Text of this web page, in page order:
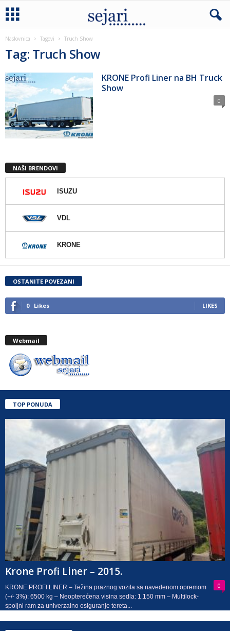
Naslovnica Tagovi Truch Show
Tag: Truch Show
KRONE Profi Liner na BH Truck
Show
0
NAŠI BRENDOVI
ISUZU
VDL
KRONE
OSTANITE POVEZANI
0 Likes LIKES
Webmail
TOP PONUDA
Krone Profi Liner – 2015.
0
KRONE PROFI LINER – Težina praznog vozila sa navedenom opremom
(+/- 3%): 6500 kg – Neopterećena visina sedla: 1.150 mm – Multilock-
spoljni ram za univerzalno osiguranje tereta...